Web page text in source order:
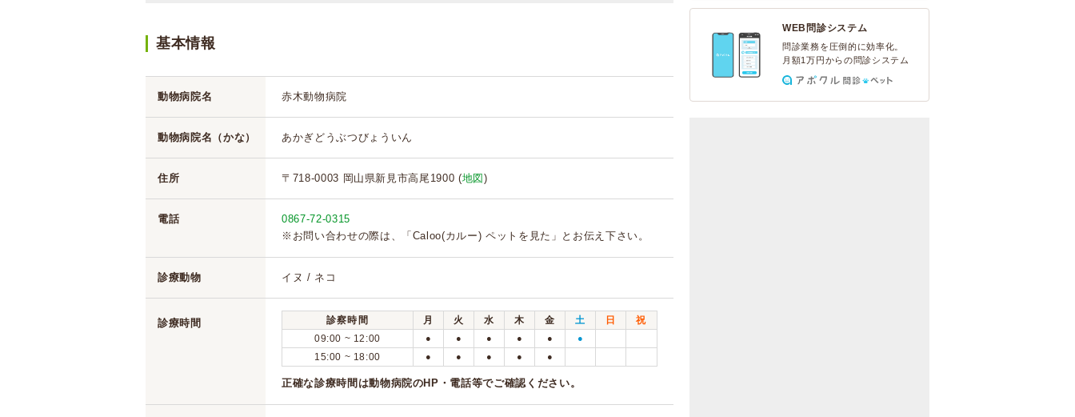
基本情報
動物病院名 赤木動物病院
動物病院名（かな） あかぎどうぶつびょういん
住所 〒718-0003 岡山県新見市高尾1900 (地図 )
電話
0867-72-0315
※お問い合わせの際は、「Caloo(カルー) ペットを見た」とお伝え下さい。
診療動物 イヌ / ネコ
診療時間 診察時間 月 火 水 木 金 土 日
祝
09:00 ~ 12:00
● ● ● ● ● ●
15:00 ~ 18:00 ● ● ● ● ●
正確な診療時間は動物病院のHP・電話等でご確認ください。
WEB問診システム
問診業務を圧倒的に効率化。
月額1万円からの問診システム